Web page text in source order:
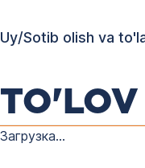
Uy/Sotib olish va
TO'LOV
Загрузка...